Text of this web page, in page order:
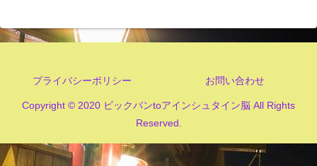
プライバシーポリシー お問い合わせ
Copyright © 2020 ビックバンtoアインシュタイン脳 All Rights
Reserved.